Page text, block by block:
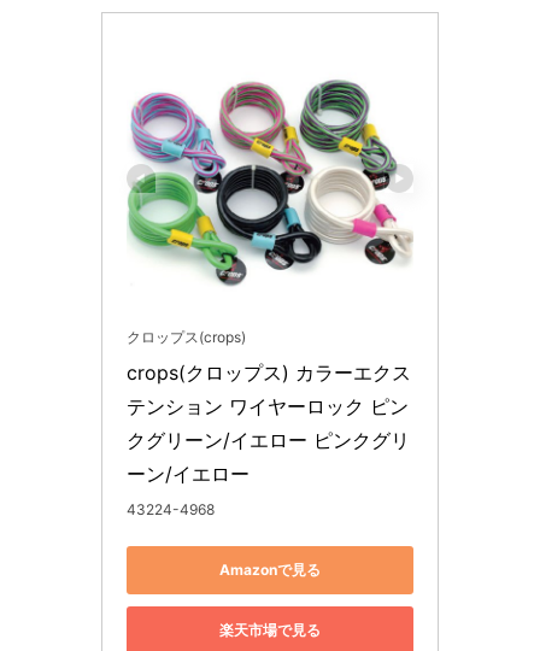
クロップス(crops)
crops(クロップス) カラーエクス
テンション ワイヤーロック ピン
クグリーン/イエロー ピンクグリ
ーン/イエロー
43224-4968
Amazonで見る
楽天市場で見る